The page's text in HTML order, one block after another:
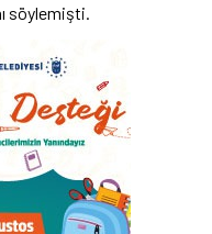
söylemişti.